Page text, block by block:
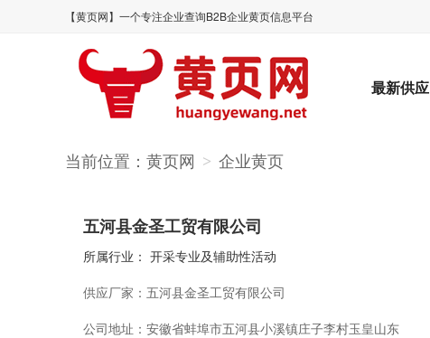
【黄页网】一个专注企业查询B2B企业黄页信息平台
最新供应
当前位置： 黄页网 > 企业黄页
五河县金圣工贸有限公司
所属行业： 开采专业及辅助性活动
供应厂家： 五河县金圣工贸有限公司
公司地址： 安徽省蚌埠市五河县小溪镇庄子李村玉皇山东